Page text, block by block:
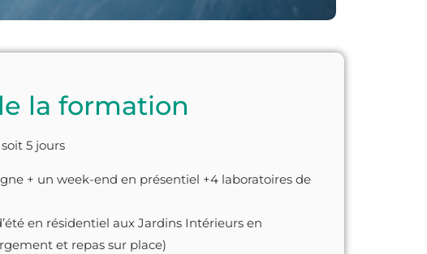
la formation
5 jours
+ un week-end en présentiel +4 laboratoires de
en résidentiel aux Jardins Intérieurs en
et repas sur place)